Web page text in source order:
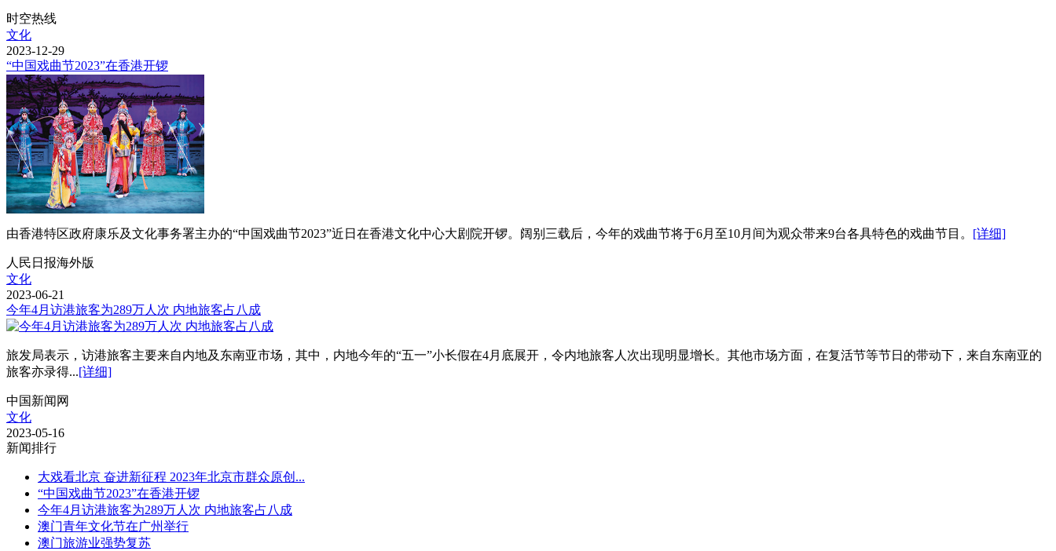
时空热线
文化
2023-12-29
“中国戏曲节2023”在香港开锣
由香港特区政府康乐及文化事务署主办的“中国戏曲节2023”近日在香港文化中心大剧院开锣。阔别三载后，今年的戏曲节将于6月至10月间为观众带来9台各具特色的戏曲节目。 [详细]
人民日报海外版
文化
2023-06-21
今年4月访港旅客为289万人次 内地旅客占八成
旅发局表示，访港旅客主要来自内地及东南亚市场，其中，内地今年的“五一”小长假在4月底展开，令内地旅客人次出现明显增长。其他市场方面，在复活节等节日的带动下，来自东南亚的
旅客亦录得...[详细]
中国新闻网
文化
2023-05-16
新闻排行
大戏看北京 奋进新征程 2023年北京市群众原创...
“中国戏曲节2023”在香港开锣
今年4月访港旅客为289万人次 内地旅客占八成
澳门青年文化节在广州举行
澳门旅游业强势复苏